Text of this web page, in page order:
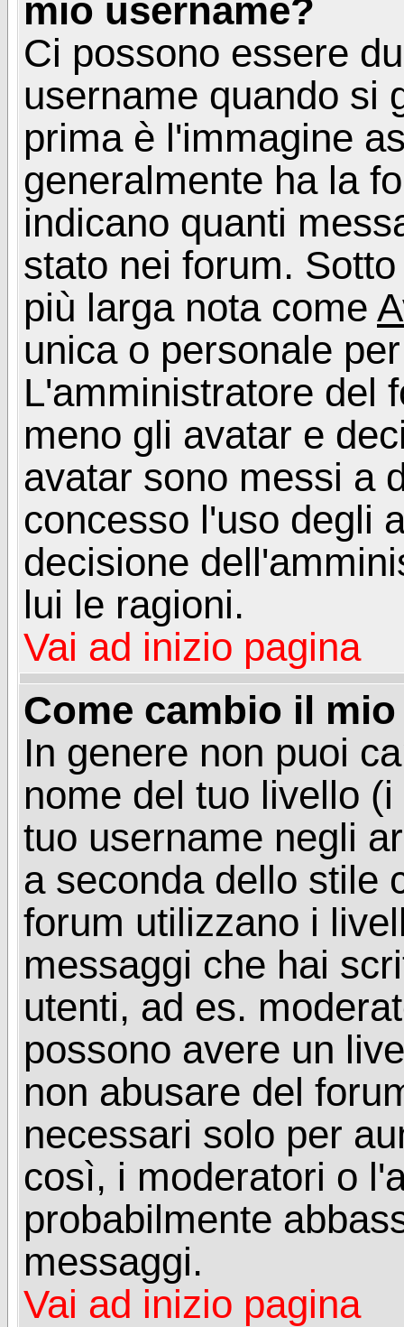
mio username?
Ci possono essere
username quando si
prima è l'immagine
generalmente ha la
indicano quanti
stato nei forum.
più larga nota come
unica o personale
L'amministratore del
meno gli avatar e
avatar sono messi a
concesso l'uso degli
decisione
lui le ragioni.
Vai ad inizio pagina
Come cambio il
In genere non puoi
nome del tuo livello
tuo username negli
a seconda dello stile
forum utilizzano i
messaggi che hai
utenti, ad es.
possono avere un
non abusare del
necessari solo per
così, i moderatori o
probabilmente
messaggi.
Vai ad inizio pagina